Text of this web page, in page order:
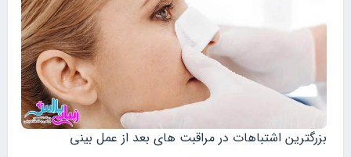
بزرگترین اشتباهات در مراقبت های بعد از عمل بینی